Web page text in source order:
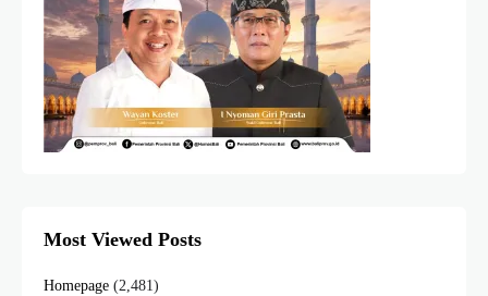
Most Viewed Posts
Homepage (2,481)